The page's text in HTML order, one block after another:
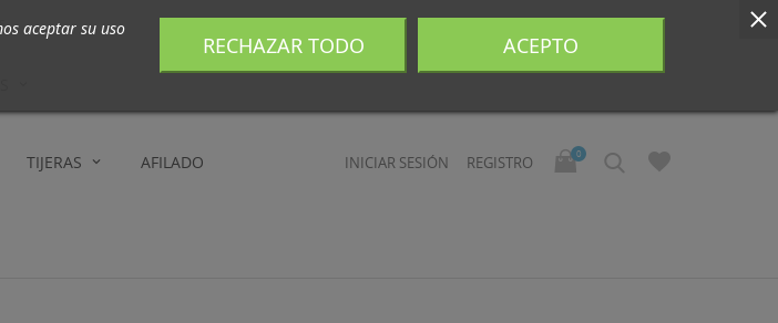
TIJERAS AFILADO INICIAR SESIÓN REGISTRO
0
aceptar su uso
RECHAZAR TODO ACEPTO